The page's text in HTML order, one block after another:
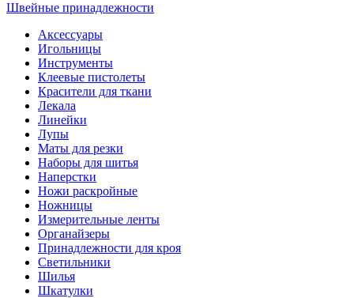
Швейные принадлежности
Аксессуары
Игольницы
Инструменты
Клеевые пистолеты
Красители для ткани
Лекала
Линейки
Лупы
Маты для резки
Наборы для шитья
Наперстки
Ножи раскройные
Ножницы
Измерительные ленты
Органайзеры
Принадлежности для кроя
Светильники
Шилья
Шкатулки